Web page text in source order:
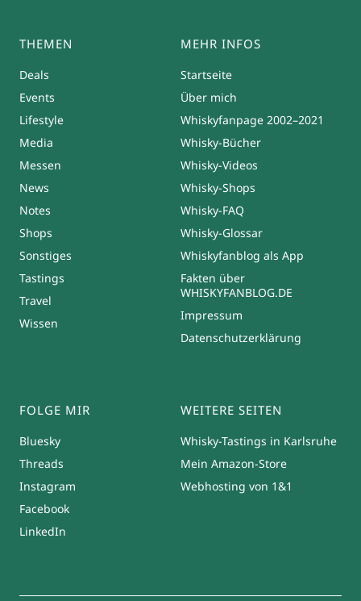
THEMEN
Deals
Events
Lifestyle
Media
Messen
News
Notes
Shops
Sonstiges
Tastings
Travel
Wissen
MEHR INFOS
Startseite
Über mich
Whiskyfanpage 2002–2021
Whisky-Bücher
Whisky-Videos
Whisky-Shops
Whisky-FAQ
Whisky-Glossar
Whiskyfanblog als App
Fakten über
WHISKYFANBLOG.DE
Impressum
Datenschutzerklärung
FOLGE MIR
Bluesky
Threads
Instagram
Facebook
LinkedIn
WEITERE SEITEN
Whisky-Tastings in Karlsruhe
Mein Amazon-Store
Webhosting von 1&1